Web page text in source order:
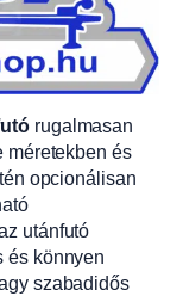
rugalmasan
méretekben és
opcionálisan
utánfutó
és könnyen
szabadidős